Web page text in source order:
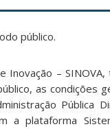
público.
Inovação – SINOVA,
as condições
Pública
a plataforma